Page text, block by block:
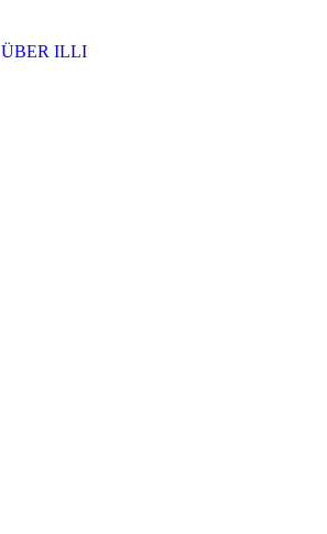
ÜBER ILLI